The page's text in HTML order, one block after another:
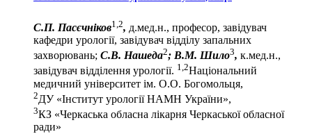
С.П. Пасєчніков1,2, д.мед.н., професор, завідувач
кафедри урології, завідувач відділу запальних
захворювань; С.В. Нашеда2; В.М. Шило3, к.мед.н.,
завідувач відділення урології. 1,2Національний
медичний університет ім. О.О. Богомольця,
2ДУ «Інститут урології НАМН України»,
3КЗ «Черкаська обласна лікарня Черкаської обласної
ради»